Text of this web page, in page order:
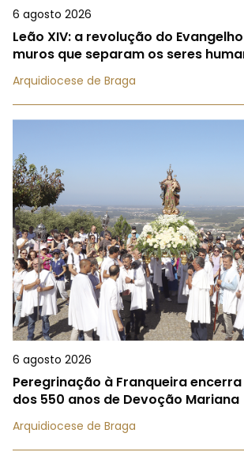
6 agosto 2026
Leão XIV: a revolução do
muros que separam os seres
Arquidiocese de Braga
6 agosto 2026
Peregrinação à Franqueira
dos 550 anos de Devoção Mariana
Arquidiocese de Braga